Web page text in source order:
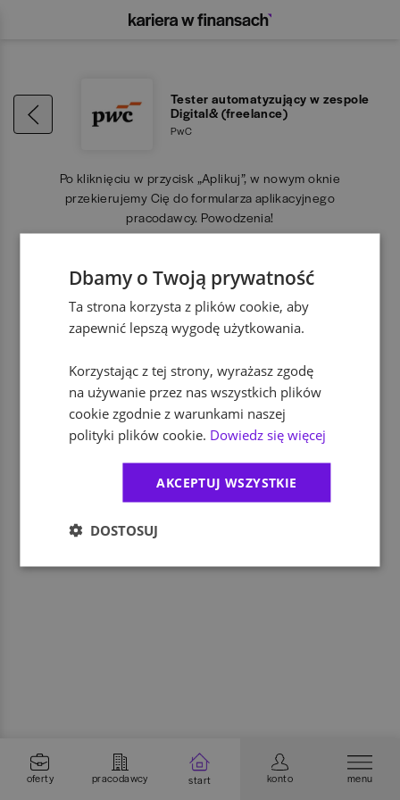
oferty pracodawcy start konto menu
Tester automatyzujący w zespole
Digital& (freelance)
PwC
Po kliknięciu w przycisk „Aplikuj”, w nowym oknie
przekierujemy Cię do formularza aplikacyjnego
pracodawcy. Powodzenia!
APLIKUJ
Dbamy o Twoją prywatność
Ta strona korzysta z plików cookie, aby
zapewnić lepszą wygodę użytkowania.
Korzystając z tej strony, wyrażasz zgodę
na używanie przez nas wszystkich plików
cookie zgodnie z warunkami naszej
polityki plików cookie. Dowiedz się więcej
AKCEPTUJ WSZYSTKIE
DOSTOSUJ